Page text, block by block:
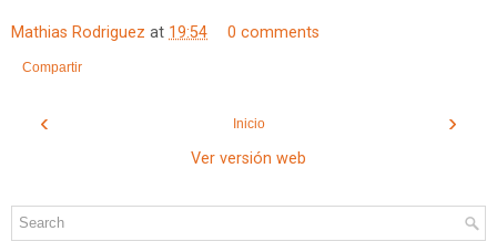
Mathias Rodriguez at 19:54 0 comments
Compartir
‹ ›
Inicio
Ver versión web